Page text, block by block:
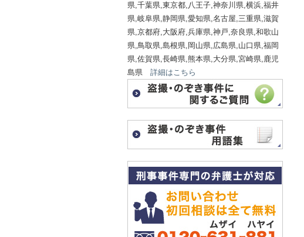
県,千葉県,東京都,八王子,神奈川県,横浜,福井
県,岐阜県,静岡県,愛知県,名古屋,三重県,滋賀
県,京都府,大阪府,兵庫県,神戸,奈良県,和歌山
県,鳥取県,島根県,岡山県,広島県,山口県,福岡
県,佐賀県,長崎県,熊本県,大分県,宮崎県,鹿児
島県 詳細はこちら